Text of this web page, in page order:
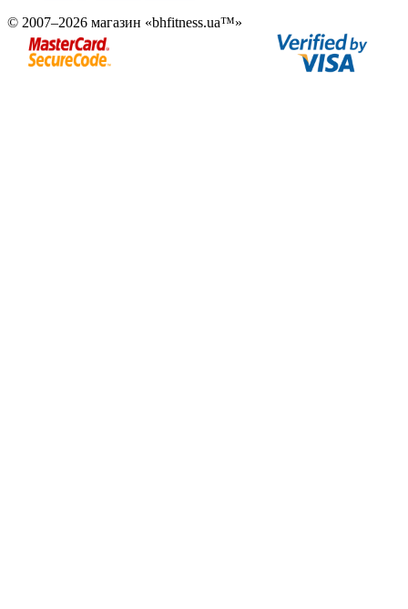
© 2007–2026 магазин «bhfitness.ua™»